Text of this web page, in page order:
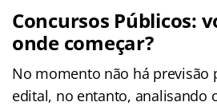
Concursos Públicos:
onde começar?
No momento não há previsão
edital, no entanto, analisando